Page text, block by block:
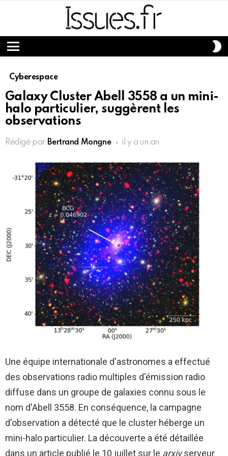
Menu
Cyberespace
Galaxy Cluster Abell 3558 a un mini-
halo particulier, suggèrent les
observations
Rédigé par Bertrand Mongne il y a un an
Une équipe internationale d'astronomes a effectué
des observations radio multiples d'émission radio
diffuse dans un groupe de galaxies connu sous le
nom d'Abell 3558. En conséquence, la campagne
d'observation a détecté que le cluster héberge un
mini-halo particulier. La découverte a été détaillée
dans un article publié le 10 juillet sur le arxivserveur